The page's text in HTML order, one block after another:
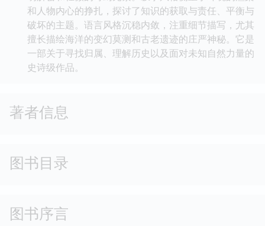
和人物内心的挣扎，探讨了知识的获取与责任、平衡与
破坏的主题。语言风格沉稳内敛，注重细节描写，尤其
擅长描绘海洋的变幻莫测和古老遗迹的庄严神秘。它是
一部关于寻找归属、理解历史以及面对未知自然力量的
史诗级作品。
著者信息
图书目录
图书序言